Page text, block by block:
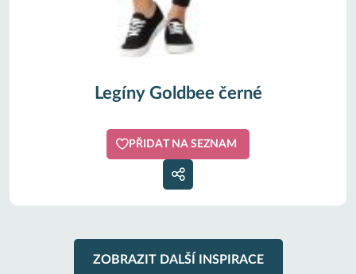
Legíny Goldbee černé
PŘIDAT NA SEZNAM
ZOBRAZIT DALŠÍ INSPIRACE